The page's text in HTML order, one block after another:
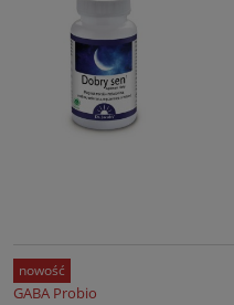
GABA Probio
nowość